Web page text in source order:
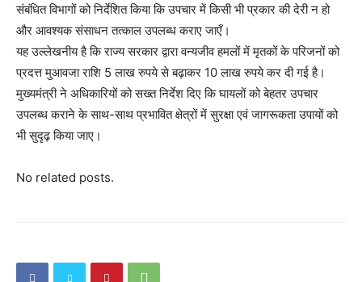
संबंधित विभागों को निर्देशित किया कि उपचार में किसी भी प्रकार की देरी न हो
और आवश्यक संसाधन तत्काल उपलब्ध कराए जाएँ।
यह उल्लेखनीय है कि राज्य सरकार द्वारा वन्यजीव हमलों में मृतकों के परिजनों को
प्रदत्त मुआवजा राशि 5 लाख रुपये से बढ़ाकर 10 लाख रुपये कर दी गई है।
मुख्यमंत्री ने अधिकारियों को सख्त निर्देश दिए कि घायलों को बेहतर उपचार
उपलब्ध कराने के साथ-साथ प्रभावित क्षेत्रों में सुरक्षा एवं जागरूकता उपायों को
भी सुदृढ़ किया जाए।
No related posts.